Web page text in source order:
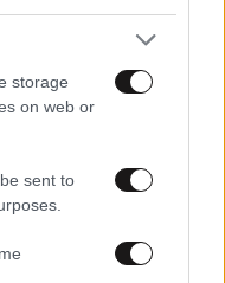
storage
on web or
sent to
νίκη επί του Αστέρα